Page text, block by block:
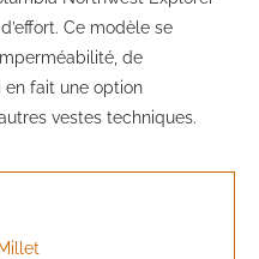
Ce modèle se
de
fait une option
vestes techniques.